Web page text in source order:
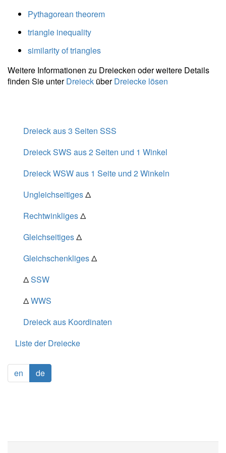
\dfrac{
2a^2+2b^2
- c^2 } }{ 2
\dfrac{
\sqrt{ 2
- 6^2 } }{ 2
5{,}196
Pythagorean theorem
triangle inequality
similarity of triangles
Weitere Informationen zu Dreiecken oder weitere Details
finden Sie unterDreieck überDreiecke lösen
Dreieck aus 3 Seiten SSS
Dreieck SWS aus 2 Seiten und 1 Winkel
Dreieck WSW aus 1 Seite und 2 Winkeln
UngleichseitigesΔ
RechtwinkligesΔ
GleichseitigesΔ
GleichschenkligesΔ
ΔSSW
ΔWWS
Dreieck aus Koordinaten
Liste der Dreiecke
en de